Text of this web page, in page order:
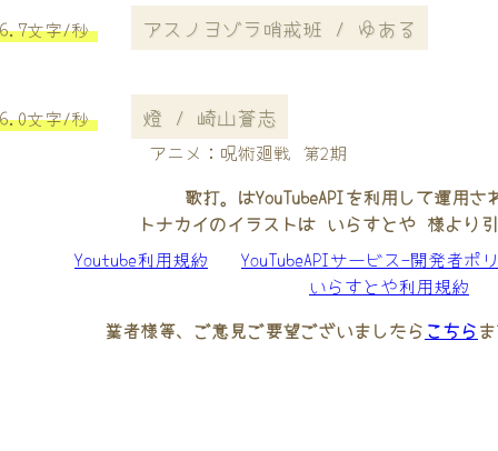
6.7文字/秒 アスノヨゾラ哨戒班 / ゆある
6.0文字/秒 燈 / 崎山蒼志
アニメ：呪術廻戦 第2期
歌打。はYouTubeAPIを利用して運用さ
トナカイのイラストは いらすとや 様より
Youtube利用規約
YouTubeAPIサービス-開発者ポ
いらすとや利用規約
業者様等、ご意見ご要望ございましたら こちら